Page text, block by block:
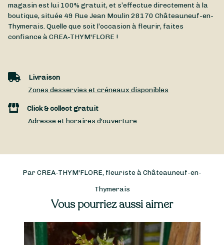
magasin est lui 100% gratuit, et s’effectue directement à la
boutique, située 49 Rue Jean Moulin28170 Châteauneuf-en-
Thymerais. Quelle que soit l’occasion à fleurir, faites
confiance à CREA-THYM'FLORE !
Livraison
Zones desservies et créneaux disponibles
Click & collect gratuit
Adresse et horaires d'ouverture
Par CREA-THYM'FLORE, fleuriste à Châteauneuf-en-
Thymerais
Vous pourriez aussi aimer